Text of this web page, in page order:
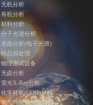
无机分析
有机分析
材料分析
分子光谱分析
表面分析(电子光谱)
样品前处理
物理测试设备
无卤分析
萤光X-Ray分析
化学耗氧(COD)分析
氢气纯化暨储藏装置